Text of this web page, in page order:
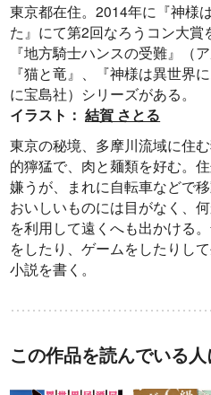
ラノベ
魔法少女育成計
画
2026年秋、TVアニメ
『魔法少女育成計画
restart』放送決定！
マンガ
愛蔵版 花ぶ
こゆれて
太刀掛秀子の
紙で復刊！
東京都在住。2014年に『神様
た』にて第2回なろうコン大賞
『地方騎士ハンスの受難』（
『猫と竜』、『神様は異世界
に宝島社）シリーズがある。
イラスト：結賀 さとる
東京の秘境、多摩川流域に住
的獰猛で、肉と麺類を好む。
嫌うが、まれに自転車などで
おいしいものには目がなく、
を利用して遠くへも出かける
をしたり、ゲームをしたりし
小説を書く。
この作品を読んでいる人